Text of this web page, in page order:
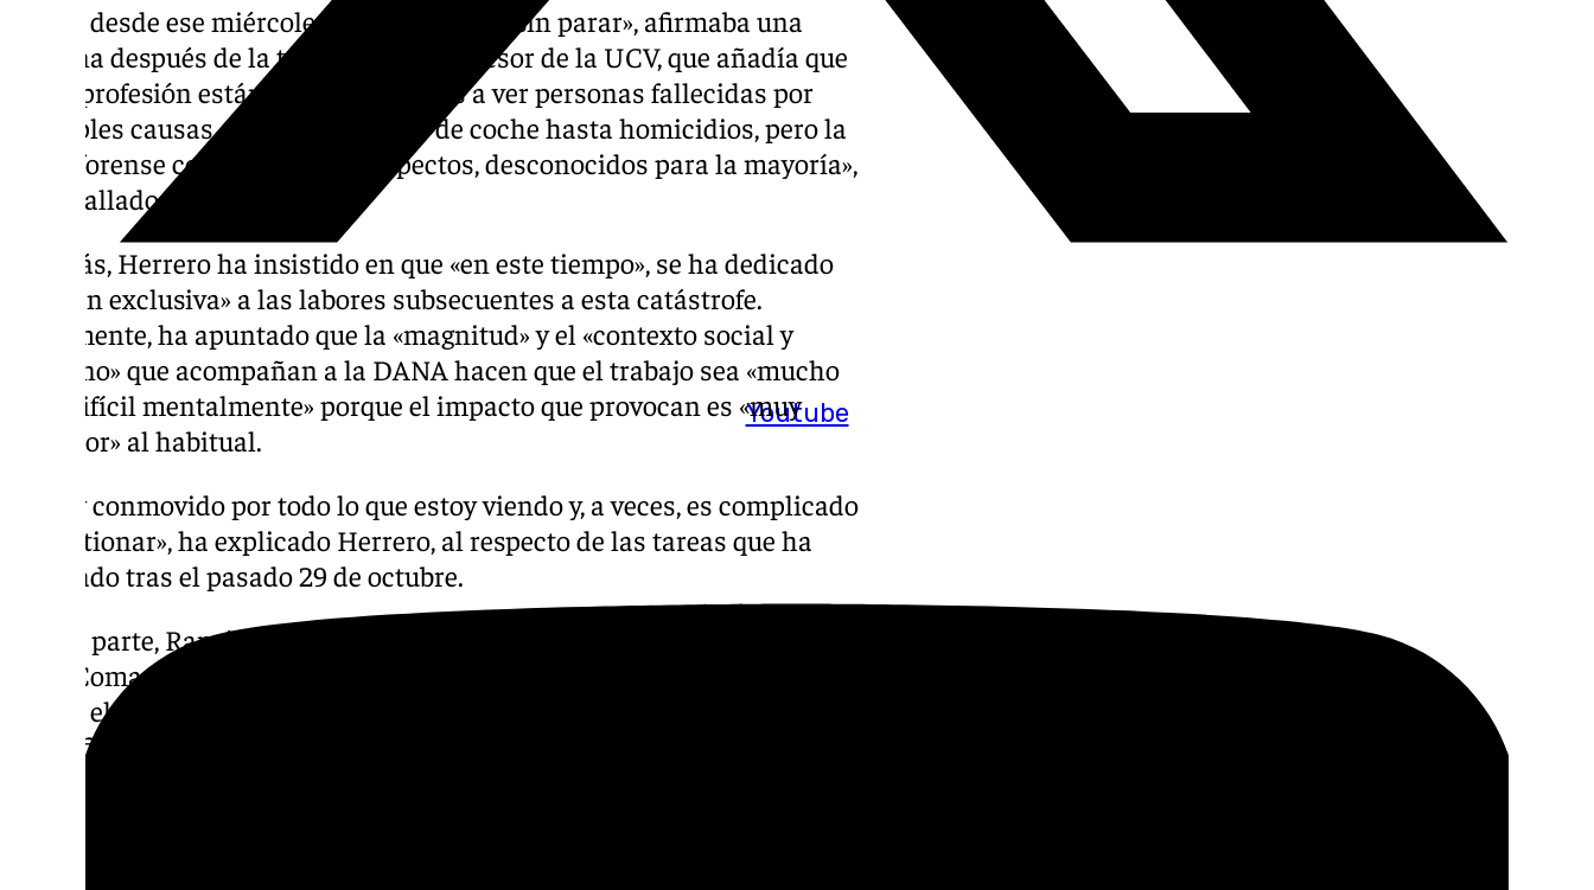
Youtube
«Llevo desde ese miércoles prácticamente sin parar», afirmaba una
semana después de la tragedia este profesor de la UCV, que añadía que
en su profesión están «acostumbrados a ver personas fallecidas por
múltiples causas, desde accidentes de coche hasta homicidios, pero la
tarea forense comprende más aspectos, desconocidos para la mayoría»,
ha detallado el especialista.
Además, Herrero ha insistido en que «en este tiempo», se ha dedicado
«casi en exclusiva» a las labores subsecuentes a esta catástrofe.
Igualmente, ha apuntado que la «magnitud» y el «contexto social y
humano» que acompañan a la DANA hacen que el trabajo sea «mucho
más difícil mentalmente» porque el impacto que provocan es «muy
superior» al habitual.
«Estoy conmovido por todo lo que estoy viendo y, a veces, es complicado
de gestionar», ha explicado Herrero, al respecto de las tareas que ha
realizado tras el pasado 29 de octubre.
Por su parte, Ramón Blas trabaja en estos momentos en un laboratorio
de la Comandancia de Valencia de la Unión Orgánica de Policía Judicial.
Desde el inicio de la catástrofe, Blas fue asignado al equipo de
identificación de cadáveres, una «ardua» labor que el docente y sus